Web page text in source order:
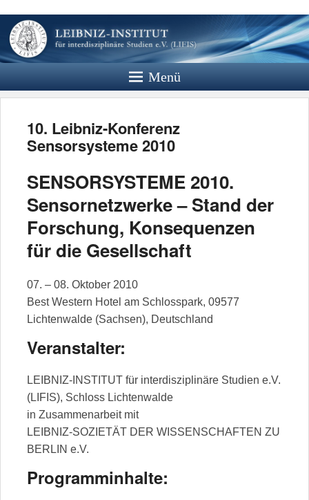
Leibniz
Institut
Website des Leibniz Instituts für
Interdisziplinäre Studien e.V.
Menü
10. Leibniz-Konferenz
Sensorsysteme 2010
SENSORSYSTEME 2010.
Sensornetzwerke – Stand der
Forschung, Konsequenzen
für die Gesellschaft
07. – 08. Oktober 2010
Best Western Hotel am Schlosspark, 09577
Lichtenwalde (Sachsen), Deutschland
Veranstalter:
LEIBNIZ-INSTITUT für interdisziplinäre Studien e.V.
(LIFIS), Schloss Lichtenwalde
in Zusammenarbeit mit
LEIBNIZ-SOZIETÄT DER WISSENSCHAFTEN ZU
BERLIN e.V.
Programminhalte: